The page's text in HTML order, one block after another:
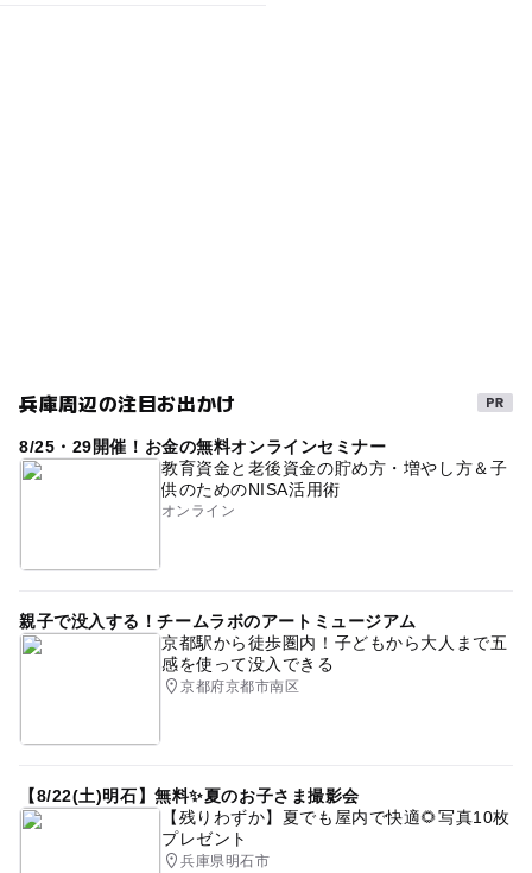
兵庫周辺の注目お出かけ
8/25・29開催！お金の無料オンラインセミナー
教育資金と老後資金の貯め方・増やし方＆子
供のためのNISA活用術
オンライン
親子で没入する！チームラボのアートミュージアム
京都駅から徒歩圏内！子どもから大人まで五
感を使って没入できる
京都府京都市南区
【8/22(土)明石】無料✨夏のお子さま撮影会
【残りわずか】夏でも屋内で快適🌻写真10枚
プレゼント
兵庫県明石市